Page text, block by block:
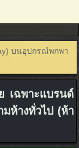
บนอุปกรณ์พกพา
เฉพาะแบรนด์
ห้างทั่วไป (ห้า